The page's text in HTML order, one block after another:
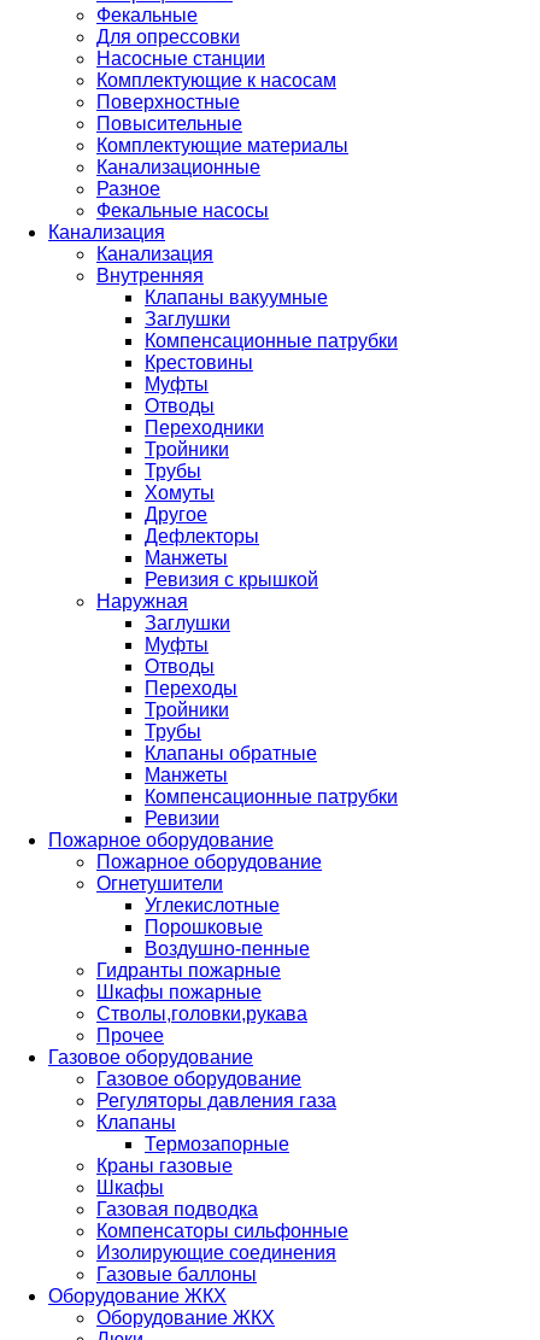
Фекальные
Для опрессовки
Насосные станции
Комплектующие к насосам
Поверхностные
Повысительные
Комплектующие материалы
Канализационные
Разное
Фекальные насосы
Канализация
Канализация
Внутренняя
Клапаны вакуумные
Заглушки
Компенсационные патрубки
Крестовины
Муфты
Отводы
Переходники
Тройники
Трубы
Хомуты
Другое
Дефлекторы
Манжеты
Ревизия с крышкой
Наружная
Заглушки
Муфты
Отводы
Переходы
Тройники
Трубы
Клапаны обратные
Манжеты
Компенсационные патрубки
Ревизии
Пожарное оборудование
Пожарное оборудование
Огнетушители
Углекислотные
Порошковые
Воздушно-пенные
Гидранты пожарные
Шкафы пожарные
Стволы,головки,рукава
Прочее
Газовое оборудование
Газовое оборудование
Регуляторы давления газа
Клапаны
Термозапорные
Краны газовые
Шкафы
Газовая подводка
Компенсаторы сильфонные
Изолирующие соединения
Газовые баллоны
Оборудование ЖКХ
Оборудование ЖКХ